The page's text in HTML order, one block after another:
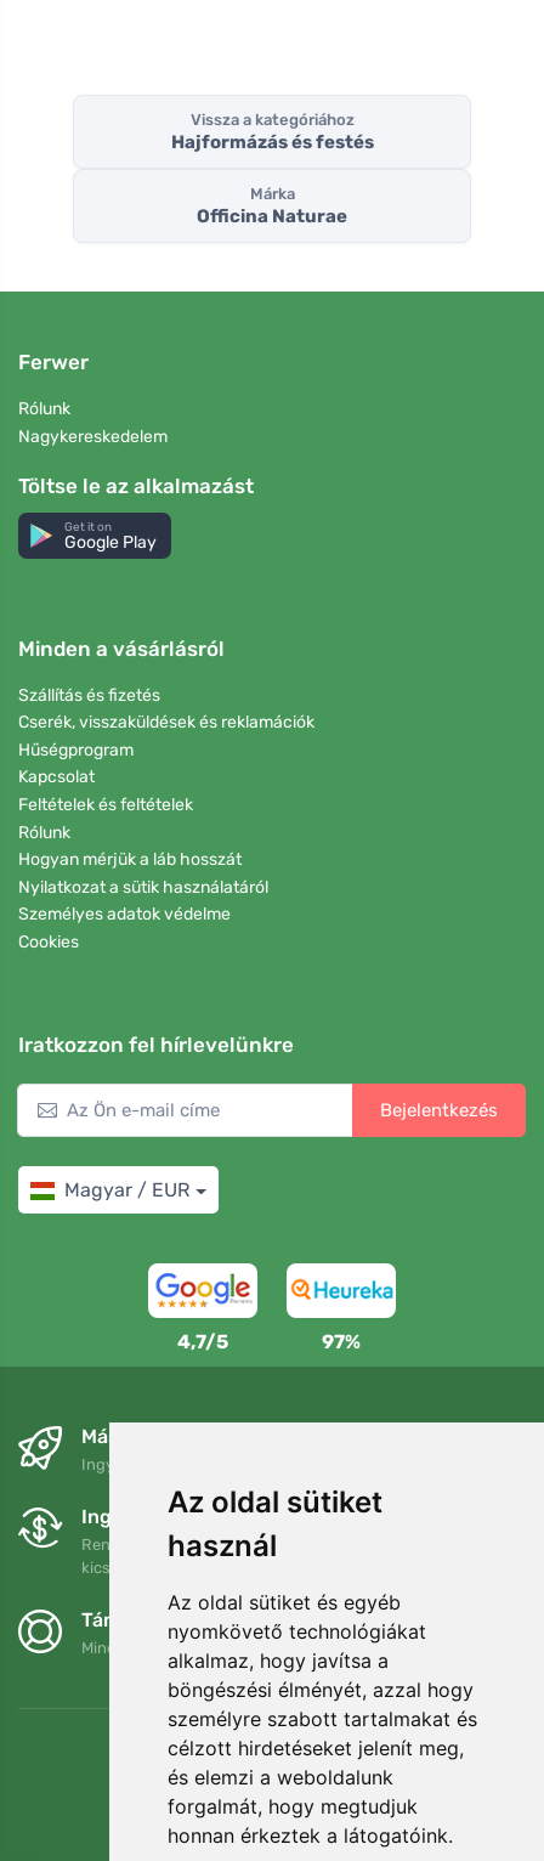
Az oldal sütiket
használ
Az oldal sütiket és egyéb
nyomkövető technológiákat
alkalmaz, hogy javítsa a
böngészési élményét, azzal hogy
személyre szabott tartalmakat és
célzott hirdetéseket jelenít meg,
és elemzi a weboldalunk
forgalmát, hogy megtudjuk
honnan érkeztek a látogatóink.
Vissza a kategóriához
Hajformázás és festés
Márka
Officina Naturae
Ferwer
Rólunk
Nagykereskedelem
Töltse le az alkalmazást
Get it on
Google Play
Minden a vásárlásról
Szállítás és fizetés
Cserék, visszaküldések és reklamációk
Hűségprogram
Kapcsolat
Feltételek és feltételek
Rólunk
Hogyan mérjük a láb hosszát
Nyilatkozat a sütik használatáról
Személyes adatok védelme
Cookies
Iratkozzon fel hírlevelünkre
Bejelentkezés
Magyar / EUR
4,7/5 97%
Másnapra és ingyenesen
Ingyenes szállítás a következő összeg felett: 80 EUR
Ingyenes csere és visszaküldés
Rendelését 90 napon belül bármikor visszaküldheti vagy
kicserélheti.
Támogatjuk a Trees.org-ot
Minden megrendelésért ültetünk egy fát! Bővebben